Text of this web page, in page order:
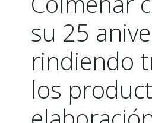
su 25
rindiendo
los